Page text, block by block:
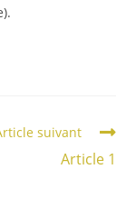
suivant
Article 1